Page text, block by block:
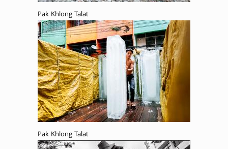
Pak Khlong Talat
Pak Khlong Talat